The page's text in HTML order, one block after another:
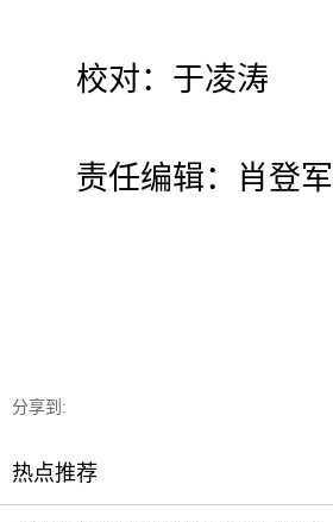
校对：于凌涛
责任编辑：肖登军
分享到:
热点推荐